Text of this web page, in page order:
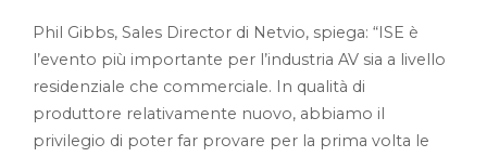
Phil Gibbs, Sales Director di Netvio, spiega: “ISE è
l’evento più importante per l’industria AV sia a livello
residenziale che commerciale. In qualità di
produttore relativamente nuovo, abbiamo il
privilegio di poter far provare per la prima volta le